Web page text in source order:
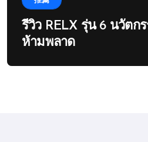
รีวิว RELX รุ่น 6 นวัตก
ห้ามพลาด